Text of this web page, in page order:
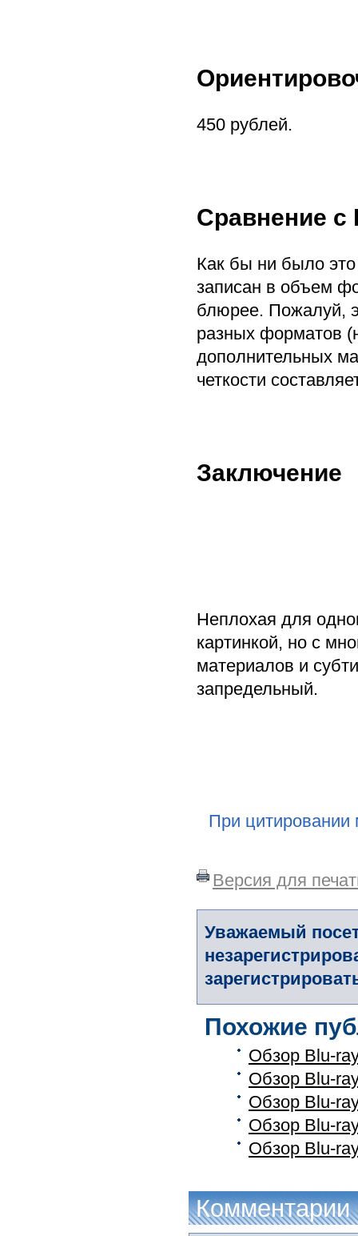
450 рублей.
Сравнение с
Как бы ни было
записан в объем
блюрее. Пожалуй,
разных форматов
дополнительных
четкости
Заключение
Неплохая для
картинкой, но с
материалов и
запредельный.
При цитировании
Версия для
Уважаемый
Похожие
Обзор Blu-
Обзор Blu-
Обзор Blu-
Обзор Blu-
Обзор Blu-
Комментарии